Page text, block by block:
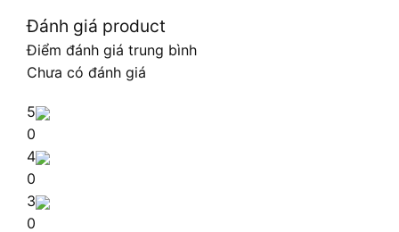
Đánh giá product
Điểm đánh giá trung bình
Chưa có đánh giá
5
0
4
0
3
0